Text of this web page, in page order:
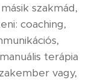
szakmád,
coaching,
terápia
vagy,